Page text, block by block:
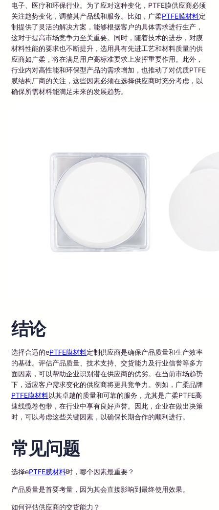
电子、医疗和环保行业。为了应对这种变化，PTFE膜供应商必须
关注趋势变化，调整其产品线和服务。比如，广柔PTFE膜材料定
制提供了灵活的解决方案，能够根据客户的具体需求进行生产，
这对于提高市场竞争力至关重要。同时，随着技术的进步，对膜
材料性能的要求也不断提升，选用具有先进工艺和材料质量的供
应商如广柔，将在满足用户高标准要求上发挥重要作用。此外，
行业内对高性能和环保型产品的需求增加，也推动了对优质PTFE
膜结构厂商的关注，这些因素必须在选择供应商时充分考虑，以
确保所需材料能满足未来的发展趋势。
结论
选择合适的ePTFE膜材料定制供应商是确保产品质量和生产效率
的基础。评估产品质量、技术支持、交货能力及行业信誉等多方
面因素，可以帮助企业识别潜在供应商的优劣。在当前市场趋势
下，适应客户需求变化的供应商将更具竞争力。例如，广柔品牌
PTFE膜材料以其卓越的质量和可靠的服务，尤其是广柔PTFE高
速线缆卷包带，在行业中享有良好声誉。因此，企业在做出决策
时，可以考虑这些关键因素，以确保长期合作的顺利进行。
常见问题
选择ePTFE膜材料时，哪个因素最重要？
产品质量是首要考量，因为其会直接影响到最终使用效果。
如何评估供应商的交货能力？